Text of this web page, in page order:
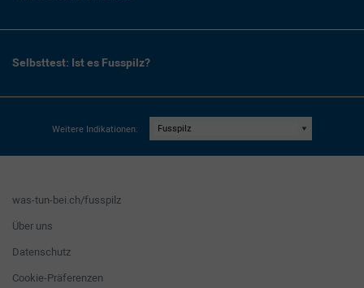
Selbsttest: Ist es Fusspilz?
Weitere Indikationen:
was-tun-bei.ch/fusspilz
Über uns
Datenschutz
Cookie-Präferenzen